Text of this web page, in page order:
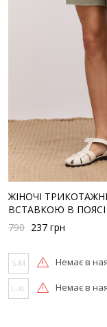
ЖІНОЧІ
ВСТАВКОЮ В ПОЯСІ
790 237 грн
S-M Немає в
L-XL Немає в